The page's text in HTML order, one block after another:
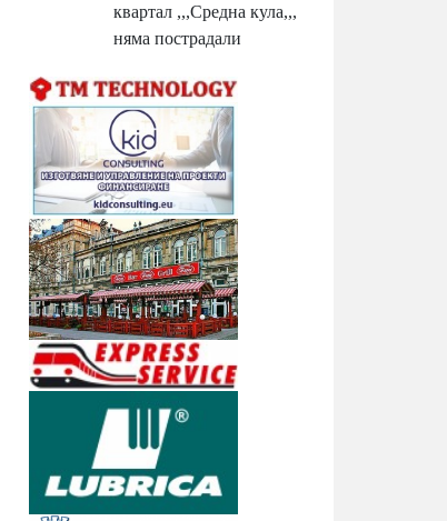
квартал ,,,Средна кула,,,
няма пострадали